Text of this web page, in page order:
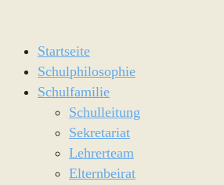
Startseite
Schulphilosophie
Schulfamilie
Schulleitung
Sekretariat
Lehrerteam
Elternbeirat